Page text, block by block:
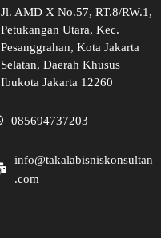
Jl. AMD X No.57, RT.8/RW.1,
Petukangan Utara, Kec.
Pesanggrahan, Kota Jakarta
Selatan, Daerah Khusus
Ibukota Jakarta 12260
085694737203
info@takalabisniskonsultan
.com